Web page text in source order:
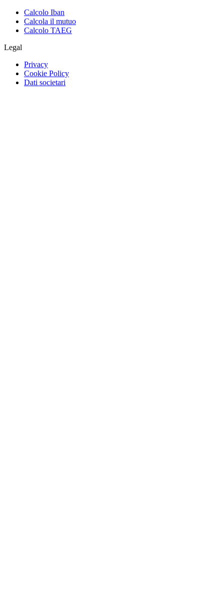
Calcolo Iban
Calcola il mutuo
Calcolo TAEG
Legal
Privacy
Cookie Policy
Dati societari